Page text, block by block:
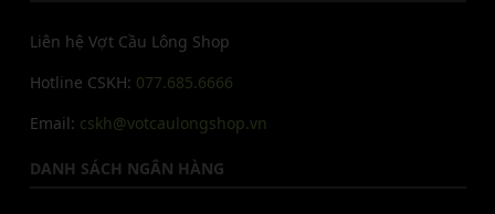
Liên hệ Vợt Cầu Lông Shop
Hotline CSKH: 077.685.6666
Email: cskh@votcaulongshop.vn
DANH SÁCH NGÂN HÀNG